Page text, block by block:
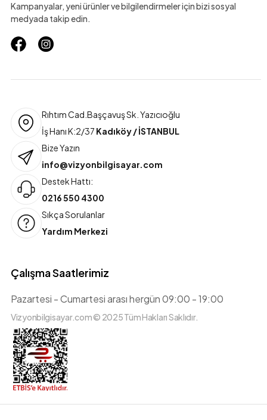
Kampanyalar, yeni ürünler ve bilgilendirmeler için bizi sosyal
medyada takip edin.
Rıhtım Cad.Başçavuş Sk. Yazıcıoğlu
İş Hanı K:2/37 Kadıköy / İSTANBUL
Bize Yazın
info@vizyonbilgisayar.com
Destek Hattı:
0216 550 4300
Sıkça Sorulanlar
Yardım Merkezi
Çalışma Saatlerimiz
Pazartesi - Cumartesi arası hergün 09:00 - 19:00
Vizyonbilgisayar.com © 2025 Tüm Hakları Saklıdır.